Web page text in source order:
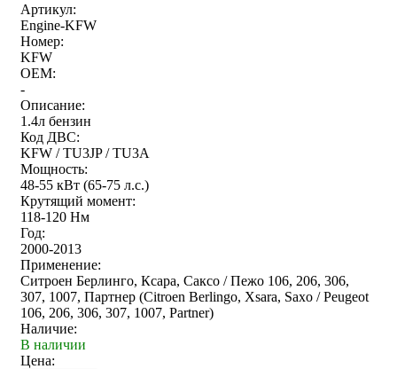
Артикул:
Engine-KFW
Номер:
KFW
OEM:
-
Описание:
1.4л бензин
Код ДВС:
KFW / TU3JP / TU3A
Мощность:
48-55 кВт (65-75 л.с.)
Крутящий момент:
118-120 Нм
Год:
2000-2013
Применение:
Ситроен Берлинго, Ксара, Саксо / Пежо 106, 206, 306,
307, 1007, Партнер (Citroen Berlingo, Xsara, Saxo / Peugeot
106, 206, 306, 307, 1007, Partner)
Наличие:
В наличии
Цена: